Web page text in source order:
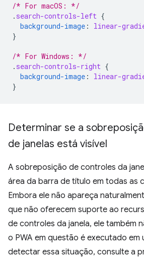
/* For macOS: */
. search-controls-left {
background-image : linear-
}
/* For Windows: */
. search-controls-right {
background-image : linear-
}
Determinar se a
de janelas está visível
A sobreposição de controles da
área da barra de título em todas as
Embora ele não apareça
que não oferecem suporte ao
de controles da janela, ele também
o PWA em questão é executado em
detectar essa situação, consulte a